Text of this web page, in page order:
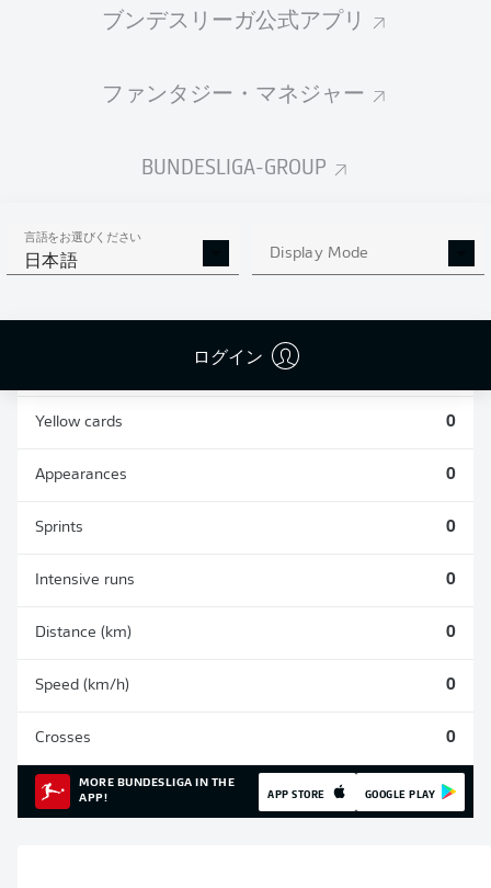
ブンデスリーガ公式アプリ
ファンタジー・マネジャー
BUNDESLIGA-GROUP
言語をお選びください
日本語 Display Mode
ログイン
2026/2027
統計 シーズン 2026/2027
AERIAL DUELS
WON
Yellow cards 0
Appearances 0
Sprints 0
Intensive runs 0
Distance (km) 0
Speed (km/h) 0
Crosses 0
MORE BUNDESLIGA IN THE
APP!
APP STORE GOOGLE PLAY